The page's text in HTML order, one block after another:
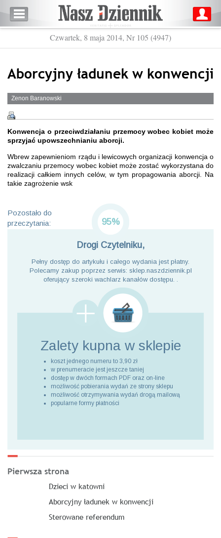
Czwartek, 8 maja 2014, Nr 105 (4947)
Aborcyjny ładunek w konwencji
Zenon Baranowski
Konwencja o przeciwdziałaniu przemocy wobec kobiet może
sprzyjać upowszechnianiu aborcji.
Wbrew zapewnieniom rządu i lewicowych organizacji konwencja o
zwalczaniu przemocy wobec kobiet może zostać wykorzystana do
realizacji całkiem innych celów, w tym propagowania aborcji. Na
takie zagrożenie wsk
Pozostało do
przeczytania:
95%
Drogi Czytelniku,
Pełny dostęp do artykułu i całego wydania jest płatny.
Polecamy zakup poprzez serwis: sklep.naszdziennik.pl
oferujący szeroki wachlarz kanałów dostępu. .
Zalety kupna w sklepie
koszt jednego numeru to 3,90 zł
w prenumeracie jest jeszcze taniej
dostęp w dwóch formach PDF oraz on-line
możliwość pobierania wydań ze strony sklepu
możliwość otrzymywania wydań drogą mailową
popularne formy płatności
Pierwsza strona
Dzieci w katowni
Aborcyjny ładunek w konwencji
Sterowane referendum